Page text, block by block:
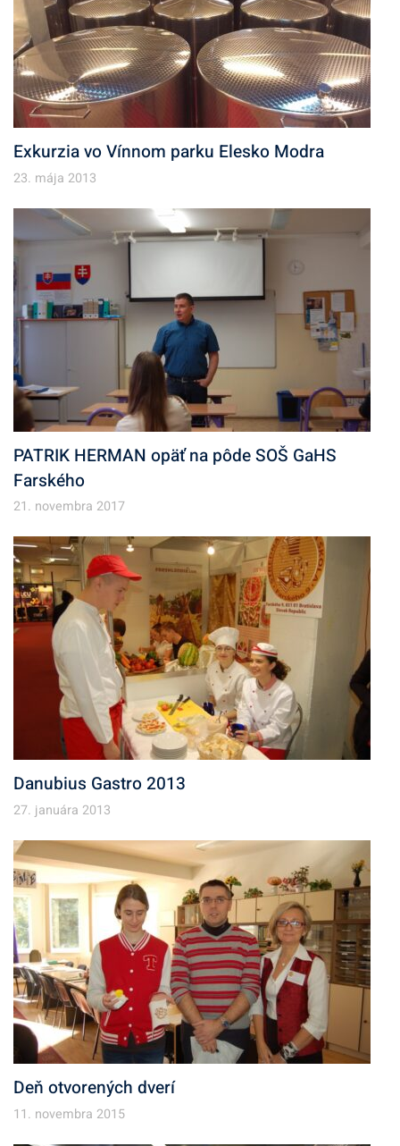
Exkurzia vo Vínnom parku Elesko Modra
23. mája 2013
PATRIK HERMAN opäť na pôde SOŠ GaHS
Farského
21. novembra 2017
Danubius Gastro 2013
27. januára 2013
Deň otvorených dverí
11. novembra 2015